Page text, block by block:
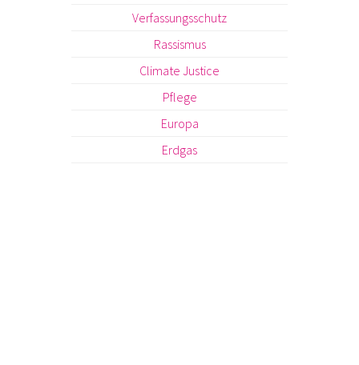
Verfassungsschutz
Rassismus
Climate Justice
Pflege
Europa
Erdgas